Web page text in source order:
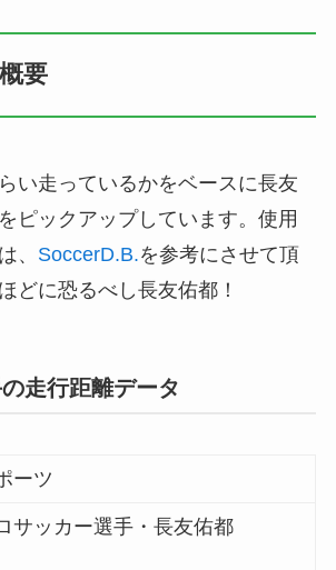
要
い走っているかをベースに長友
ピックアップしています。使用
、 SoccerD.B.を参考にさせて頂
どに恐るべし長友佑都！
走行距離データ
ーツ
サッカー選手・長友佑都